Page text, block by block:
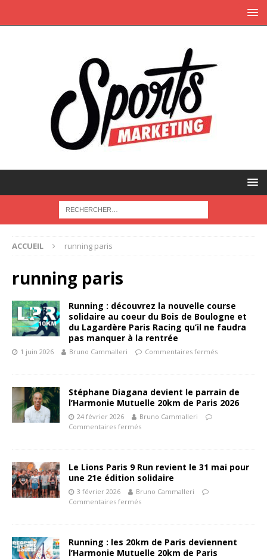
ACCUEIL running paris
running paris
Running : découvrez la nouvelle course
solidaire au coeur du Bois de Boulogne et
du Lagardère Paris Racing qu’il ne faudra
pas manquer à la rentrée
1 juin 2026 Bruno Cammalleri Commentaires fermés
Stéphane Diagana devient le parrain de
l’Harmonie Mutuelle 20km de Paris 2026
24 février 2026
Bruno Cammalleri
Commentaires fermés
Le Lions Paris 9 Run revient le 31 mai pour
une 21e édition solidaire
3 février 2026
Bruno Cammalleri
Commentaires fermés
Running : les 20km de Paris deviennent
l’Harmonie Mutuelle 20km de Paris